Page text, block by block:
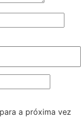
a próxima vez